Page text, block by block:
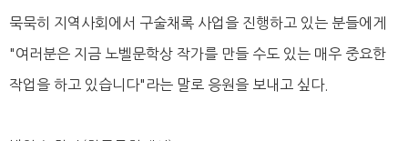
묵묵히 지역사회에서 구술채록 사업을 진행하고 있는 분들에게
"여러분은 지금 노벨문학상 작가를 만들 수도 있는 매우 중요한
작업을 하고 있습니다"라는 말로 응원을 보내고 싶다.